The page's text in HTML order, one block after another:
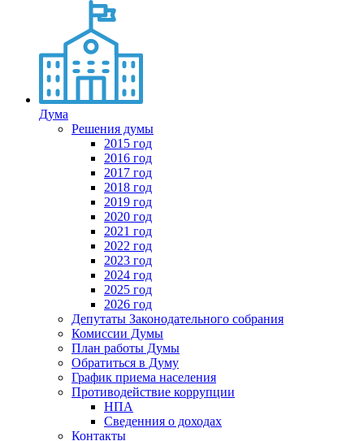
Дума
Решения думы
2015 год
2016 год
2017 год
2018 год
2019 год
2020 год
2021 год
2022 год
2023 год
2024 год
2025 год
2026 год
Депутаты Законодательного собрания
Комиссии Думы
План работы Думы
Обратиться в Думу
График приема населения
Противодействие коррупции
НПА
Сведенния о доходах
Контакты